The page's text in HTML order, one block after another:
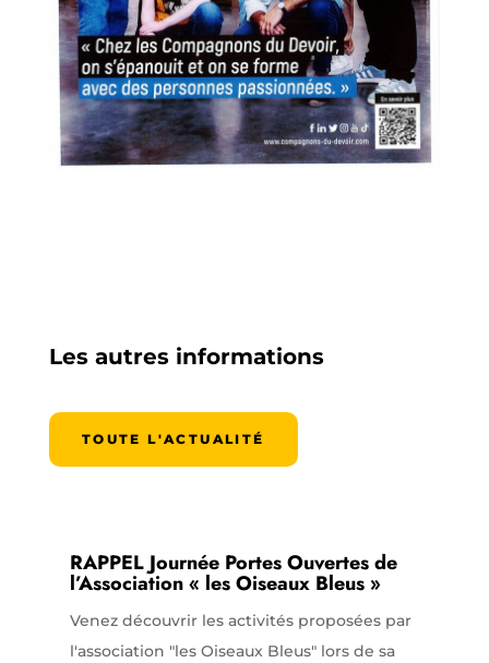
Les autres informations
TOUTE L'ACTUALITÉ
RAPPEL Journée Portes Ouvertes de
l’Association « les Oiseaux Bleus »
Venez découvrir les activités proposées par
l'association "les Oiseaux Bleus" lors de sa